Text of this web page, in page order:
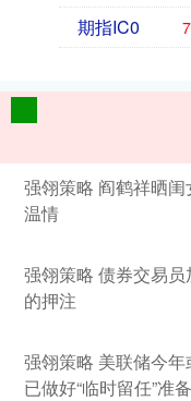
期指IC0
强翎策略 阎鹤祥晒
温情
强翎策略 债券交易
的押注
强翎策略 美联储今年
已做好“临时留任”准备